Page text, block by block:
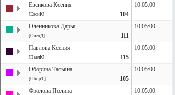
Евсикова Ксения
[ЕвсиК] 104
10:05:00
Оленникова Дарья
[ОленД] 111
10:05:00
Павлова Ксения
[ПавлК] 115
10:05:00
Оборина Татьяна
[ОборТ] 105
10:05:00
Фролова Полина 10:05:00